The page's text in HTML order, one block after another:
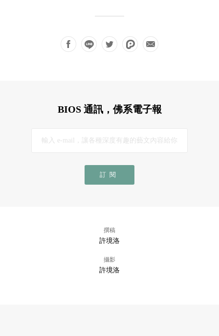
BIOS 通訊，佛系電子報
訂閱
撰稿
許境洛
攝影
許境洛